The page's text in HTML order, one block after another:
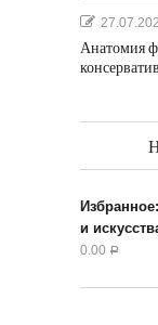
Анатомия
и
0.00 Р